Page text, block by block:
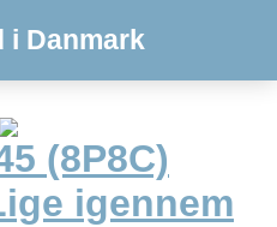
i Danmark
(8P8C)
igennem